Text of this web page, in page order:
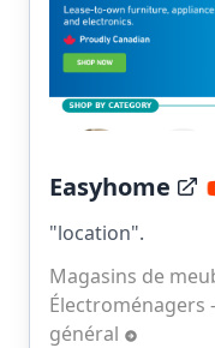
Easyhome
"location".
Magasins de
Électroménagers
général